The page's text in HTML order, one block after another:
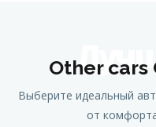
Other cars
Выберите идеальный
от